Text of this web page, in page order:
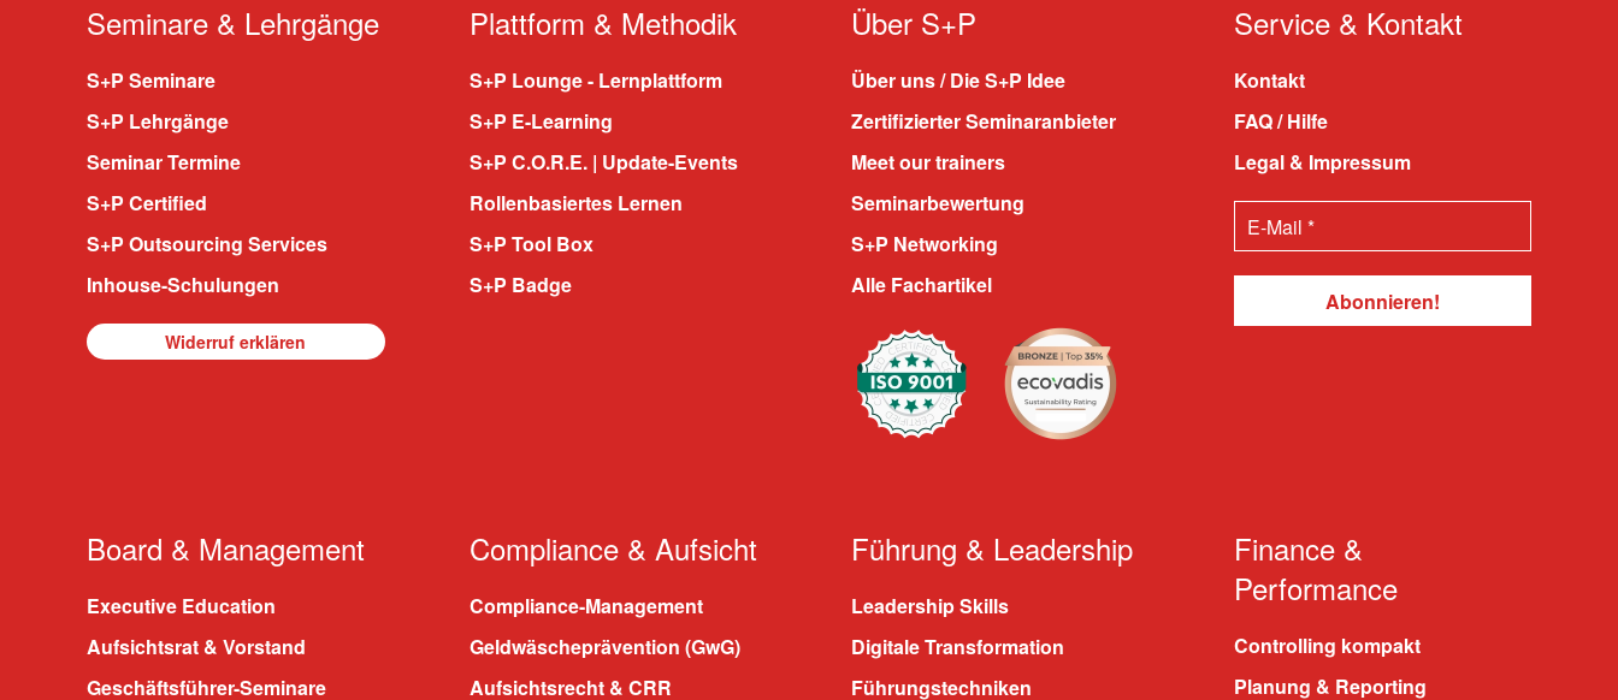
Seminare & Lehrgänge
S+P Seminare
S+P Lehrgänge
Seminar Termine
S+P Certified
S+P Outsourcing Services
Inhouse-Schulungen
Widerruf erklären
Plattform & Methodik
S+P Lounge - Lernplattform
S+P E-Learning
S+P C.O.R.E. | Update-Events
Rollenbasiertes Lernen
S+P Tool Box
S+P Badge
Über S+P
Über uns / Die S+P Idee
Zertifizierter Seminaranbieter
Meet our trainers
Seminarbewertung
S+P Networking
Alle Fachartikel
Service & Kontakt
Kontakt
FAQ / Hilfe
Legal & Impressum
Board & Management
Executive Education
Aufsichtsrat & Vorstand
Geschäftsführer-Seminare
Compliance & Aufsicht
Compliance-Management
Geldwäscheprävention (GwG)
Aufsichtsrecht & CRR
Führung & Leadership
Leadership Skills
Digitale Transformation
Führungstechniken
Finance &
Performance
Controlling kompakt
Planung & Reporting